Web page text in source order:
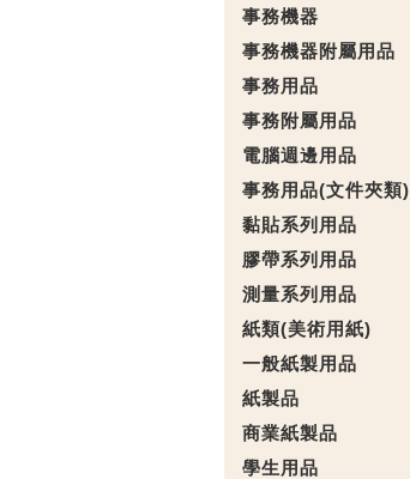
事務機器
事務機器附屬用品
事務用品
事務附屬用品
電腦週邊用品
事務用品(文件夾類)
黏貼系列用品
膠帶系列用品
測量系列用品
紙類(美術用紙)
一般紙製用品
紙製品
商業紙製品
學生用品